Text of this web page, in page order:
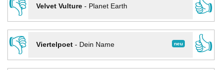
👎
Velvet Vulture- Planet Earth
👍
👎
neu
Viertelpoet- Dein Name
👍